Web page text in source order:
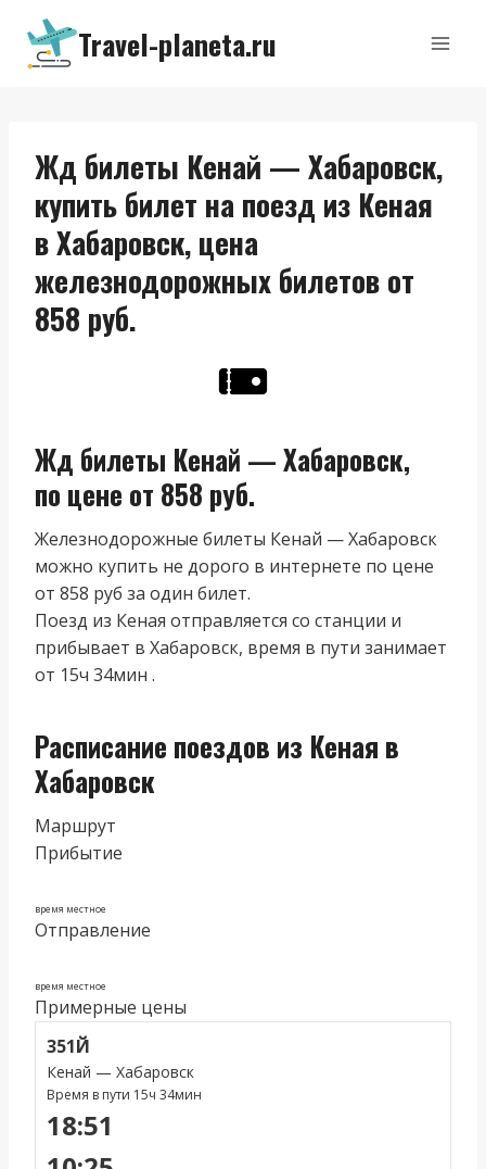
Перейти
содержимому
Travel-planeta.ru
Жд билеты Кенай — Хабаровск,
купить билет на поезд из Кеная
в Хабаровск, цена
железнодорожных билетов от
858 руб.
Жд билеты Кенай — Хабаровск,
по цене от 858 руб.
Железнодорожные билеты Кенай — Хабаровск
можно купить не дорого в интернете по цене
от 858 руб за один билет.
Поезд из Кеная отправляется со станции и
прибывает в Хабаровск, время в пути занимает
от 15ч 34мин .
Расписание поездов из Кеная в
Хабаровск
Маршрут
Прибытие
время местное
Отправление
время местное
Примерные цены
351Й
Кенай — Хабаровск
Время в пути 15ч 34мин
18:51